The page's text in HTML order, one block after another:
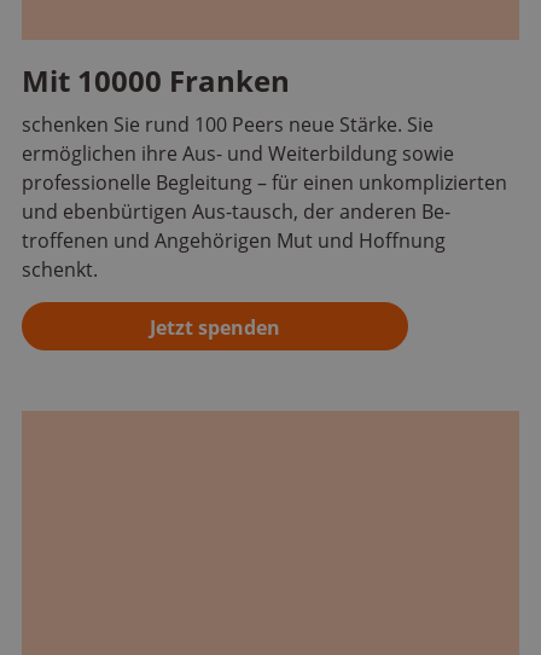
Mit 10000 Franken
schenken Sie rund 100 Peers neue Stärke. Sie
ermöglichen ihre Aus- und Weiterbildung sowie
professionelle Begleitung – für einen unkomplizierten
und ebenbürtigen Aus-tausch, der anderen Be-
troffenen und Angehörigen Mut und Hoffnung
schenkt.
Jetzt spenden